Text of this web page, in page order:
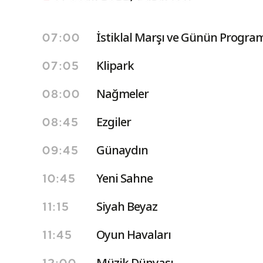
07:00 İstiklal Marşı ve Günün Program
07:05 Klipark
08:00 Nağmeler
08:45 Ezgiler
09:45 Günaydın
10:45 Yeni Sahne
11:15 Siyah Beyaz
11:45 Oyun Havaları